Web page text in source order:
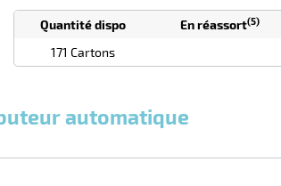
commande
Tarif
selon
Carton
plus :
32,90
€ HT
Cartons
:
0,00
€ HT
Cartons
:
0,00
€ HT
Quantité dispo En réassort(5)
171 Cartons
automatique